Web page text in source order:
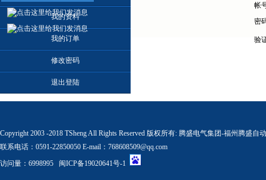
我的资料
我的订单
修改密码
退出登陆
帐
密
验
Copyright 2003 -2018 TSheng All Rights Reserved 版权所有: 腾盛电气集团-福州腾盛自
联系电话：0591-22850050 E-mail：768608509@qq.com
访问量：6998995 闽ICP备19020641号-1